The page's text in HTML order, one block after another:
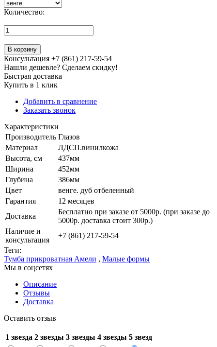
Количество:
В корзину
Консультация +7 (861) 217-59-54
Нашли дешевле? Сделаем скидку!
Быстрая доставка
Купить в 1 клик
Добавить в сравнение
Заказать звонок
Характеристики
Производитель Глазов
Материал
ЛДСП.винилкожа
Высота, см
437мм
Ширина
452мм
Глубина
386мм
Цвет
венге. дуб отбеленный
Гарантия
12 месяцев
Доставка
Бесплатно при заказе от 5000р. (при заказе до
5000р. доставка стоит 300р.)
Наличие и
консультация
+7 (861) 217-59-54
Теги:
Тумба прикроватная Амели , Малые формы
Мы в соцсетях
Описание
Отзывы
Доставка
Оставить отзыв
1 звезда 2 звезды 3 звезды 4 звезды 5 звезд